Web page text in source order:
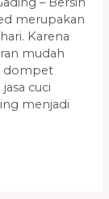
merupakan
Karena
mudah
dompet
cuci
menjadi